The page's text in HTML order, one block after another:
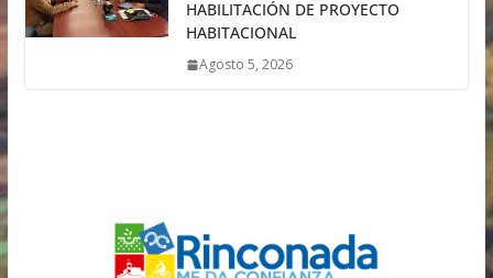
HABILITACIÓN DE PROYECTO
HABITACIONAL
Agosto 5, 2026